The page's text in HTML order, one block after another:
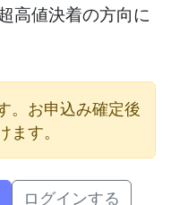
高値決着の方向に
。お申込み確定後
す。
ログインする